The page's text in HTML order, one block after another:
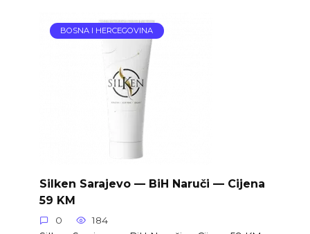
BOSNA I HERCEGOVINA
Silken Sarajevo — BiH Naruči — Cijena
59 KM
0 184